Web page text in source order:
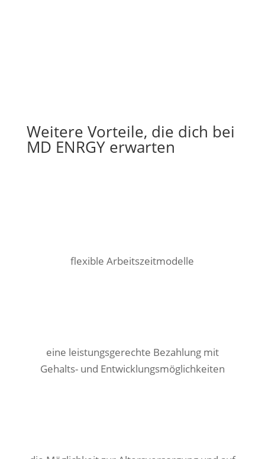
Weitere Vorteile, die dich bei
MD ENRGY erwarten
flexible Arbeitszeitmodelle
eine leistungsgerechte Bezahlung mit
Gehalts- und Entwicklungsmöglichkeiten